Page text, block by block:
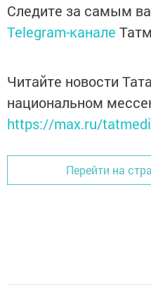
Следите за самым
Telegram-канале
Читайте новости
национальном
https://max.ru/
Перейти на